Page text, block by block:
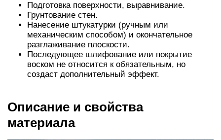
Подготовка поверхности, выравнивание.
Грунтование стен.
Нанесение штукатурки (ручным или
механическим способом) и окончательное
разглаживание плоскости.
Последующее шлифование или покрытие
воском не относится к обязательным, но
создаст дополнительный эффект.
Описание и свойства
материала